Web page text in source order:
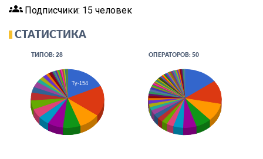
groups Подписчики: 15 человек
СТАТИСТИКА
ТИПОВ: 28
Ту-154
ОПЕРАТОРОВ: 50